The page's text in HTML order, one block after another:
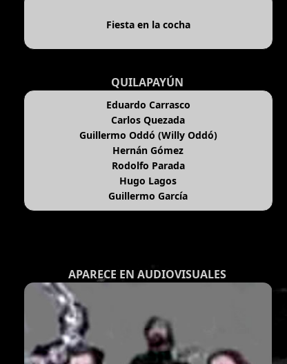
Fiesta en la cocha
QUILAPAYÚN
Eduardo Carrasco
Carlos Quezada
Guillermo Oddó (Willy Oddó)
Hernán Gómez
Rodolfo Parada
Hugo Lagos
Guillermo García
APARECE EN AUDIOVISUALES